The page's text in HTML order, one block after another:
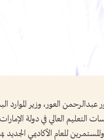
عبدالرحمن العور، وزير الموارد